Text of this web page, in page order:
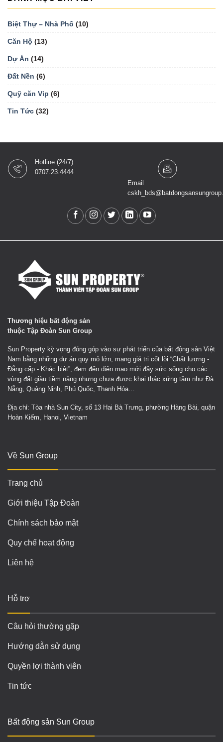
Biệt Thự – Nhà Phố (10)
Căn Hộ (13)
Dự Án (14)
Đất Nền (6)
Quỹ căn Vip (6)
Tin Tức (32)
Hotline (24/7)
0707.23.4444
Email
Thương hiệu bất động sản
thuộc Tập Đoàn Sun Group
Sun Property kỳ vọng đóng góp vào sự phát triển của bất động sản Việt
Nam bằng những dự án quy mô lớn, mang giá trị cốt lõi “Chất lượng -
Đẳng cấp - Khác biệt”, đem đến diện mạo mới đầy sức sống cho các
vùng đất giàu tiềm năng nhưng chưa được khai thác xứng tầm như Đà
Nẵng, Quảng Ninh, Phú Quốc, Thanh Hóa…
Địa chỉ: Tòa nhà Sun City, số 13 Hai Bà Trưng, phường Hàng Bài, quận
Hoàn Kiếm, Hanoi, Vietnam
Về Sun Group
Trang chủ
Giới thiệu Tập Đoàn
Chính sách bảo mật
Quy chế hoạt động
Liên hệ
Hỗ trợ
Câu hỏi thường gặp
Hướng dẫn sử dụng
Quyền lợi thành viên
Tin tức
Bất động sản Sun Group